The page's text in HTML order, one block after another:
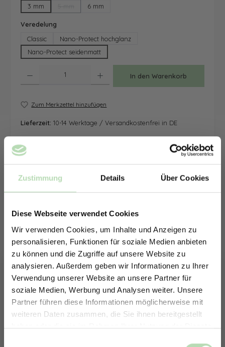
Zustimmung Details Über Cookies
Diese Webseite verwendet Cookies
Wir verwenden Cookies, um Inhalte und Anzeigen zu
personalisieren, Funktionen für soziale Medien anbieten
zu können und die Zugriffe auf unsere Website zu
analysieren. Außerdem geben wir Informationen zu Ihrer
Verwendung unserer Website an unsere Partner für
soziale Medien, Werbung und Analysen weiter. Unsere
Partner führen diese Informationen möglicherweise mit
weiteren Daten zusammen, die Sie ihnen bereitgestellt
haben oder die sie im Rahmen Ihrer Nutzung der Dienste
3 mm
(Diese Option ist zurzeit nicht verfügbar.)
6 mm
Veredelung
Classic
Nano-Protect hochglanz
Nano-Protect seidenmatt
In den Warenkorb
Zum Merkzettel hinzufügen
Lieferzeit: 10-14 Werktage / Versandkostenfrei in DE
ERHALTE 5% RABATT AUF
DEINE RÜCKWÄNDE